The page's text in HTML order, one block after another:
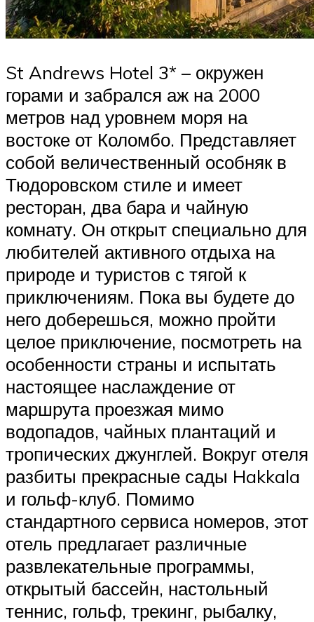
St Andrews Hotel 3* – окружен
горами и забрался аж на 2000
метров над уровнем моря на
востоке от Коломбо. Представляет
собой величественный особняк в
Тюдоровском стиле и имеет
ресторан, два бара и чайную
комнату. Он открыт специально для
любителей активного отдыха на
природе и туристов с тягой к
приключениям. Пока вы будете до
него доберешься, можно пройти
целое приключение, посмотреть на
особенности страны и испытать
настоящее наслаждение от
маршрута проезжая мимо
водопадов, чайных плантаций и
тропических джунглей. Вокруг отеля
разбиты прекрасные сады Hakkala
и гольф-клуб. Помимо
стандартного сервиса номеров, этот
отель предлагает различные
развлекательные программы,
открытый бассейн, настольный
теннис, гольф, трекинг, рыбалку,